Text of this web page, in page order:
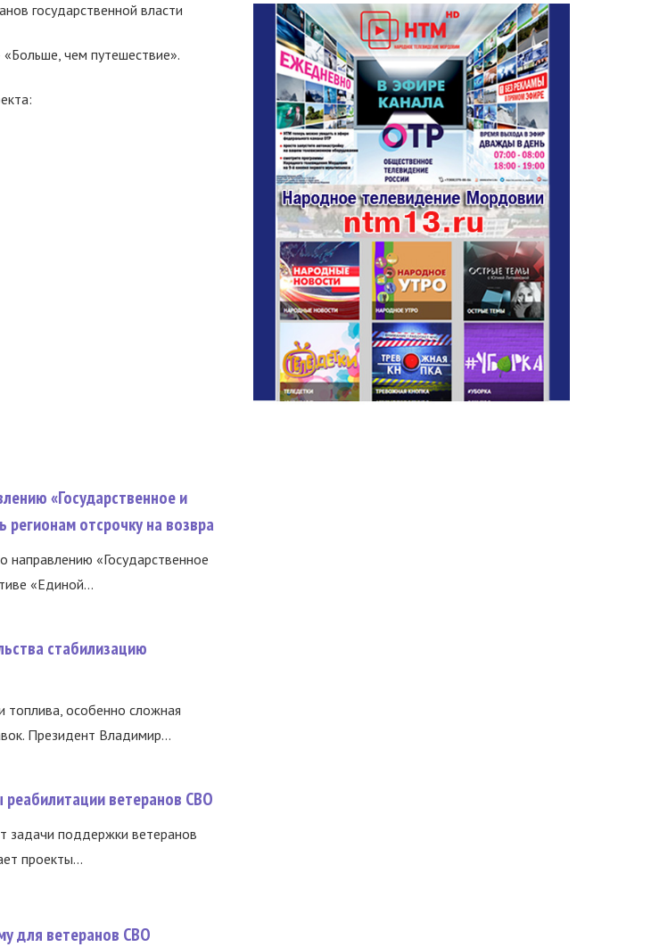
государственной власти
чем путешествие».
«Государственное и
отсрочку на возвра
направлению «Государственное
«Единой...
стабилизацию
топлива, особенно сложная
Президент Владимир...
ветеранов СВО
задачи поддержки ветеранов
проекты...
для ветеранов СВО